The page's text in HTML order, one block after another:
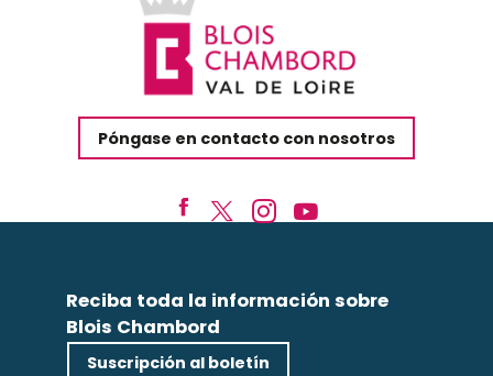
Póngase en contacto con nosotros
Reciba toda la información sobre
Blois Chambord
Suscripción al boletín